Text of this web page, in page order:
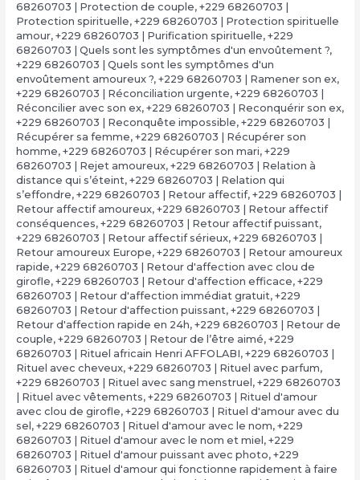
68260703 | Protection de couple, +229 68260703 |
Protection spirituelle, +229 68260703 | Protection spirituelle
amour, +229 68260703 | Purification spirituelle, +229
68260703 | Quels sont les symptômes d'un envoûtement ?,
+229 68260703 | Quels sont les symptômes d'un
envoûtement amoureux ?, +229 68260703 | Ramener son ex,
+229 68260703 | Réconciliation urgente, +229 68260703 |
Réconcilier avec son ex, +229 68260703 | Reconquérir son ex,
+229 68260703 | Reconquête impossible, +229 68260703 |
Récupérer sa femme, +229 68260703 | Récupérer son
homme, +229 68260703 | Récupérer son mari, +229
68260703 | Rejet amoureux, +229 68260703 | Relation à
distance qui s’éteint, +229 68260703 | Relation qui
s’effondre, +229 68260703 | Retour affectif, +229 68260703 |
Retour affectif amoureux, +229 68260703 | Retour affectif
conséquences, +229 68260703 | Retour affectif puissant,
+229 68260703 | Retour affectif sérieux, +229 68260703 |
Retour amoureux Europe, +229 68260703 | Retour amoureux
rapide, +229 68260703 | Retour d'affection avec clou de
girofle, +229 68260703 | Retour d'affection efficace, +229
68260703 | Retour d'affection immédiat gratuit, +229
68260703 | Retour d'affection puissant, +229 68260703 |
Retour d'affection rapide en 24h, +229 68260703 | Retour de
couple, +229 68260703 | Retour de l’être aimé, +229
68260703 | Rituel africain Henri AFFOLABI, +229 68260703 |
Rituel avec cheveux, +229 68260703 | Rituel avec parfum,
+229 68260703 | Rituel avec sang menstruel , +229 68260703
| Rituel avec vêtements, +229 68260703 | Rituel d'amour
avec clou de girofle, +229 68260703 | Rituel d'amour avec du
sel , +229 68260703 | Rituel d'amour avec le nom, +229
68260703 | Rituel d'amour avec le nom et miel , +229
68260703 | Rituel d'amour puissant avec photo, +229
68260703 | Rituel d'amour qui fonctionne rapidement à faire